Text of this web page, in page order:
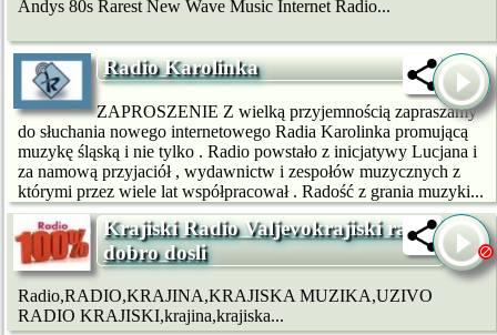
Andys 80s Rarest New Wave Music Internet Radio...
Radio Karolinka
ZAPROSZENIE Z wielką przyjemnością zapraszamy
do słuchania nowego internetowego Radia Karolinka promującą
muzykę śląską i nie tylko . Radio powstało z inicjatywy Lucjana i
za namową przyjaciół , wydawnictw i zespołów muzycznych z
którymi przez wiele lat współpracował . Radość z grania muzyki...
Krajiski Radio Valjevokrajiski radio
dobro dosli
Radio,RADIO,KRAJINA,KRAJISKA MUZIKA,UZIVO
RADIO KRAJISKI,krajina,krajiska...